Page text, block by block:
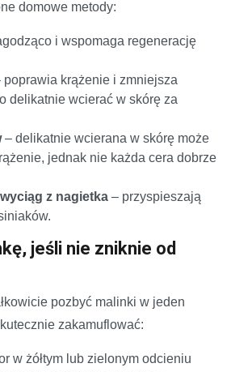
domowe metody:
i wspomaga regenerację
poprawia krążenie i zmniejsza
delikatnie wcierać w skórę za
– delikatnie wcierana w skórę może
jednak nie każda cera dobrze
z nagietka – przyspieszają
jeśli nie zniknie od
pozbyć malinki w jeden
zakamuflować:
w żółtym lub zielonym odcieniu